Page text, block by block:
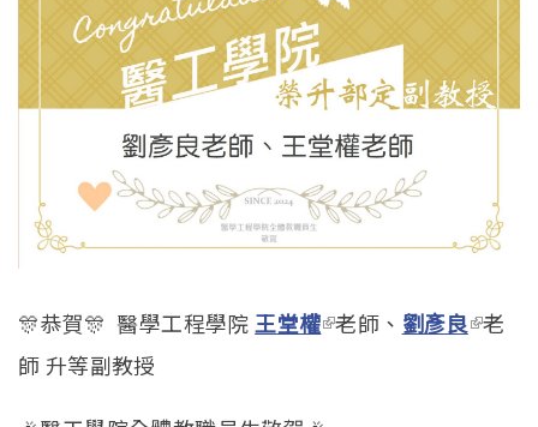
🎊恭賀🎊 醫學工程學院王堂權(link is external)
老師、 劉彥良(link is
老
師 升等副教授